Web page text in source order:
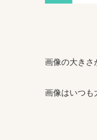
画像の大きさ
画像はいつも